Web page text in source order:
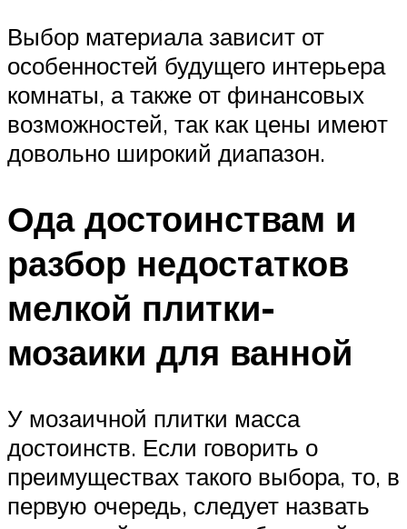
Выбор материала зависит от
особенностей будущего интерьера
комнаты, а также от финансовых
возможностей, так как цены имеют
довольно широкий диапазон.
Ода достоинствам и
разбор недостатков
мелкой плитки-
мозаики для ванной
У мозаичной плитки масса
достоинств. Если говорить о
преимуществах такого выбора, то, в
первую очередь, следует назвать